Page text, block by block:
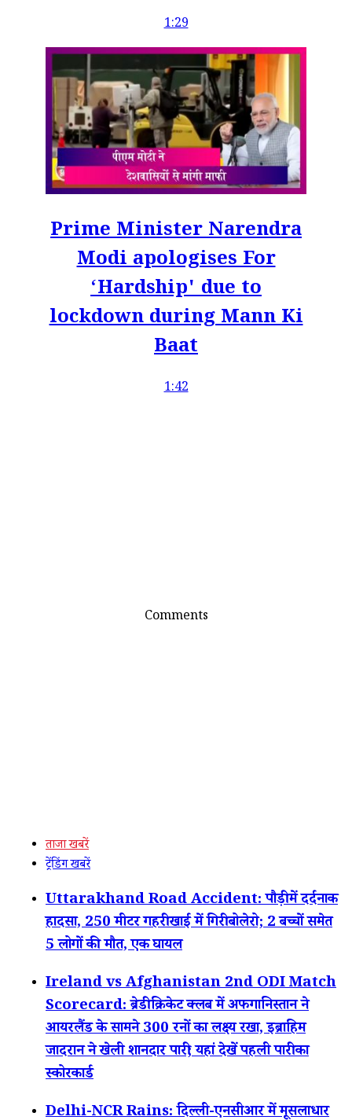
1:29
Prime Minister Narendra
Modi apologises For
‘Hardship' due to
lockdown during Mann Ki
Baat
1:42
Comments
ताजा खबरें
ट्रेंडिंग खबरें
Uttarakhand Road Accident: पौड़ी में दर्दनाक
हादसा, 250 मीटर गहरी खाई में गिरी बोलेरो; 2 बच्चों समेत
5 लोगों की मौत, एक घायल
Ireland vs Afghanistan 2nd ODI Match
Scorecard: ब्रेडी क्रिकेट क्लब में अफगानिस्तान ने
आयरलैंड के सामने 300 रनों का लक्ष्य रखा, इब्राहिम
जादरान ने खेली शानदार पारी; यहां देखें पहली पारी का
स्कोरकार्ड
Delhi-NCR Rains: दिल्ली-एनसीआर में मूसलाधार